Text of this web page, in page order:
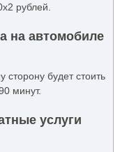
рублей.
на автомобиле
сторону будет стоить
минут.
услуги